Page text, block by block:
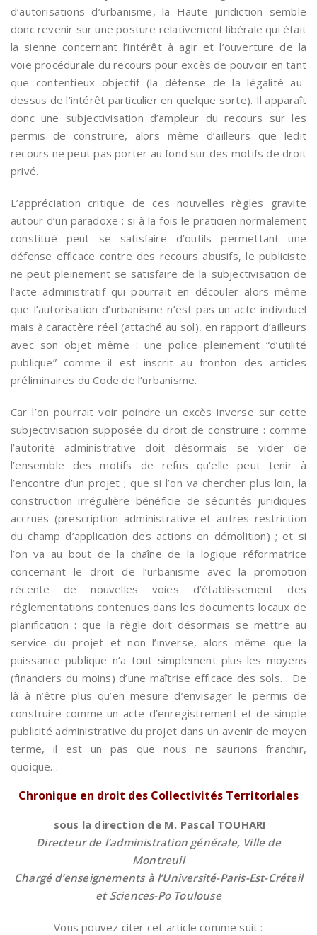
d’autorisations d’urbanisme, la Haute juridiction semble
donc revenir sur une posture relativement libérale qui était
la sienne concernant l’intérêt à agir et l’ouverture de la
voie procédurale du recours pour excès de pouvoir en tant
que contentieux objectif (la défense de la légalité au-
dessus de l’intérêt particulier en quelque sorte). Il apparaît
donc une subjectivisation d’ampleur du recours sur les
permis de construire, alors même d’ailleurs que ledit
recours ne peut pas porter au fond sur des motifs de droit
privé.
L’appréciation critique de ces nouvelles règles gravite
autour d’un paradoxe : si à la fois le praticien normalement
constitué peut se satisfaire d’outils permettant une
défense efficace contre des recours abusifs, le publiciste
ne peut pleinement se satisfaire de la subjectivisation de
l’acte administratif qui pourrait en découler alors même
que l’autorisation d’urbanisme n’est pas un acte individuel
mais à caractère réel (attaché au sol), en rapport d’ailleurs
avec son objet même : une police pleinement “d’utilité
publique” comme il est inscrit au fronton des articles
préliminaires du Code de l’urbanisme.
Car l’on pourrait voir poindre un excès inverse sur cette
subjectivisation supposée du droit de construire : comme
l’autorité administrative doit désormais se vider de
l’ensemble des motifs de refus qu’elle peut tenir à
l’encontre d’un projet ; que si l’on va chercher plus loin, la
construction irrégulière bénéficie de sécurités juridiques
accrues (prescription administrative et autres restriction
du champ d’application des actions en démolition) ; et si
l’on va au bout de la chaîne de la logique réformatrice
concernant le droit de l’urbanisme avec la promotion
récente de nouvelles voies d’établissement des
réglementations contenues dans les documents locaux de
planification : que la règle doit désormais se mettre au
service du projet et non l’inverse, alors même que la
puissance publique n’a tout simplement plus les moyens
(financiers du moins) d’une maîtrise efficace des sols… De
là à n’être plus qu’en mesure d’envisager le permis de
construire comme un acte d’enregistrement et de simple
publicité administrative du projet dans un avenir de moyen
terme, il est un pas que nous ne saurions franchir,
quoique…
Chronique en droit des Collectivités Territoriales
sous la direction de M. Pascal TOUHARI
Directeur de l’administration générale, Ville de
Montreuil
Chargé d’enseignements à l’Université-Paris-Est-Créteil
et Sciences-Po Toulouse
Vous pouvez citer cet article comme suit :